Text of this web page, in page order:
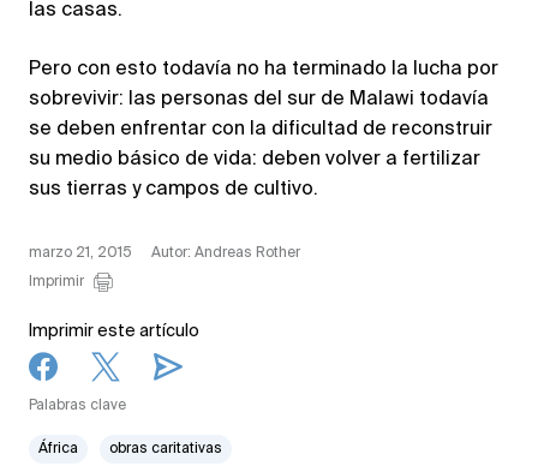
las casas.
Pero con esto todavía no ha terminado la lucha por
sobrevivir: las personas del sur de Malawi todavía
se deben enfrentar con la dificultad de reconstruir
su medio básico de vida: deben volver a fertilizar
sus tierras y campos de cultivo.
marzo 21, 2015
Autor: Andreas Rother
Imprimir
Imprimir este artículo
Palabras clave
África obras caritativas